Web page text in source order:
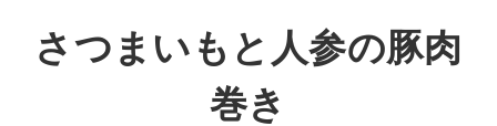
さつまいもと人参の豚肉
巻き